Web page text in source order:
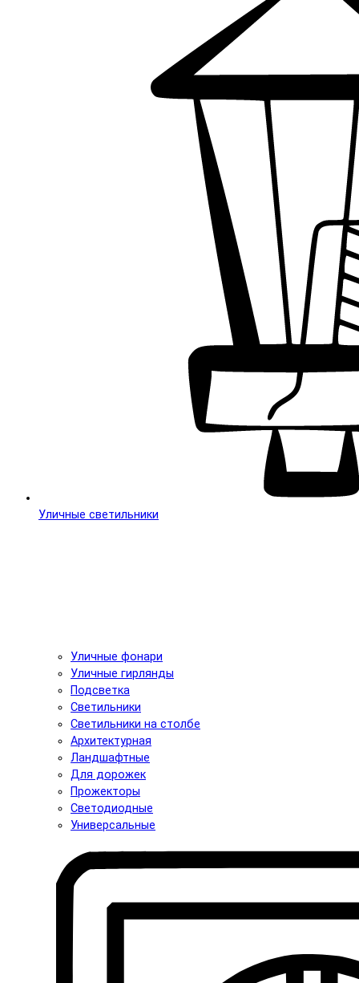
Уличные светильники
Уличные фонари
Уличные гирлянды
Подсветка
Светильники
Светильники на столбе
Архитектурная
Ландшафтные
Для дорожек
Прожекторы
Светодиодные
Универсальные